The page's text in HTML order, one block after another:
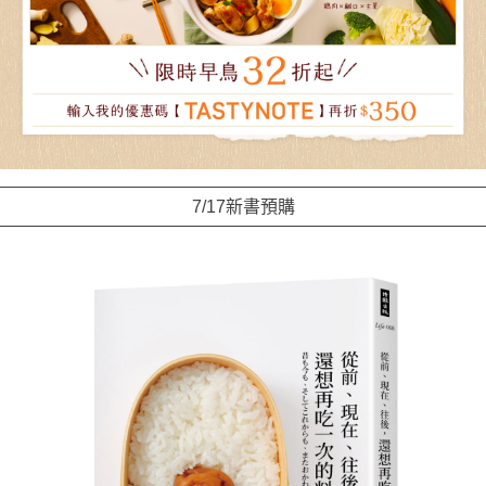
7/17新書預購